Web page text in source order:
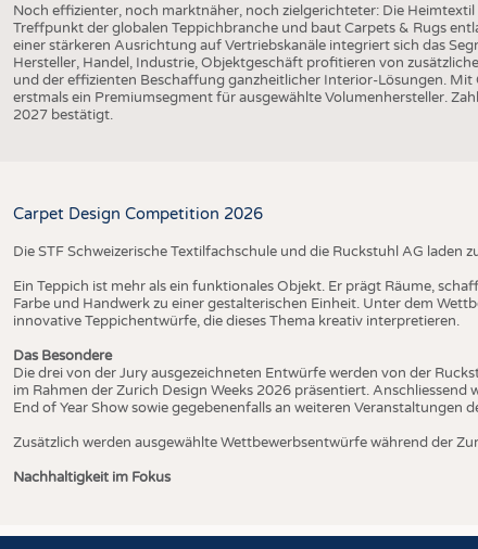
Noch effizienter, noch marktnäher, noch zielgerichteter: Die
Treffpunkt der globalen Teppichbranche und baut Carpets & Rugs
einer stärkeren Ausrichtung auf Vertriebskanäle integriert sich das
Hersteller, Handel, Industrie, Objektgeschäft profitieren von
und der effizienten Beschaffung ganzheitlicher Interior-Lösungen. Mit
erstmals ein Premiumsegment für ausgewählte Volumenhersteller.
2027 bestätigt.
Carpet Design Competition 2026
Die STF Schweizerische Textilfachschule und die Ruckstuhl AG laden
Ein Teppich ist mehr als ein funktionales Objekt. Er prägt Räume,
Farbe und Handwerk zu einer gestalterischen Einheit. Unter dem
innovative Teppichentwürfe, die dieses Thema kreativ interpretieren.
Das Besondere
Die drei von der Jury ausgezeichneten Entwürfe werden von der
im Rahmen der Zurich Design Weeks 2026 präsentiert. Anschliessend
End of Year Show sowie gegebenenfalls an weiteren Veranstaltungen
Zusätzlich werden ausgewählte Wettbewerbsentwürfe während der
Nachhaltigkeit im Fokus